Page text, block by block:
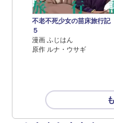
不老不死少女の苗床旅行記
５
漫画 ふじはん
原作 ルナ・ウサギ